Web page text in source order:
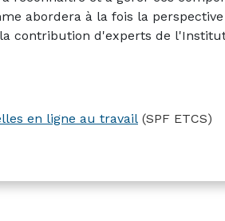
abordera à la fois la
contribution d'experts de
en ligne au travail (SPF ETCS)